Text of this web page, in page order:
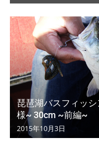
琵琶湖バスフィッ
様~ 30cm ~前編~
2015年10月3日